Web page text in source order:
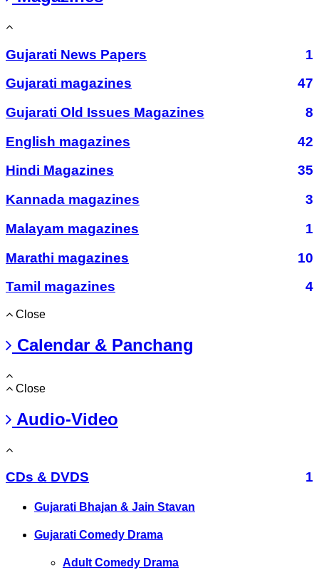
Gujarati News Papers
1
Gujarati magazines
47
Gujarati Old Issues Magazines
8
English magazines
42
Hindi Magazines
35
Kannada magazines
3
Malayam magazines
1
Marathi magazines
10
Tamil magazines
4
Close
Calendar & Panchang
Close
Audio-Video
CDs & DVDS 1
Gujarati Bhajan & Jain Stavan
Gujarati Comedy Drama
Adult Comedy Drama